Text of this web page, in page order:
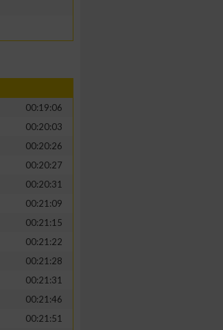
00:19:06
00:20:03
00:20:26
00:20:27
00:20:31
00:21:09
00:21:15
00:21:22
00:21:28
00:21:31
00:21:46
00:21:51